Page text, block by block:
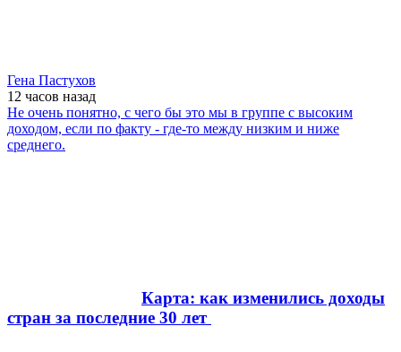
Гена Пастухов
12 часов назад
Не очень понятно, с чего бы это мы в группе с высоким
доходом, если по факту - где-то между низким и ниже
среднего.
Карта: как изменились доходы
стран за последние 30 лет